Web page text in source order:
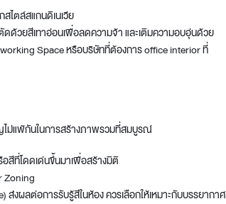
ไตล์สแกนดิเนเวีย
ดด้วยสีเทาอ่อนเพื่อลดความจ้า และเติมความอบอุ่นด้วย
Space หรือบริษัทที่ต้องการ office interior ที่
ม่แพ้กันในการสร้างภาพรวมที่สมบูรณ์
อสีที่โดดเด่นขึ้นมาเพื่อสร้างมิติ
Zoning
งผลต่อการรับรู้สีในห้อง ควรเลือกให้เหมาะกับบรรยากาศ